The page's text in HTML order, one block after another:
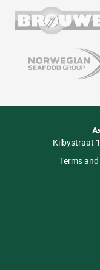
Kilbystraat 1
Terms